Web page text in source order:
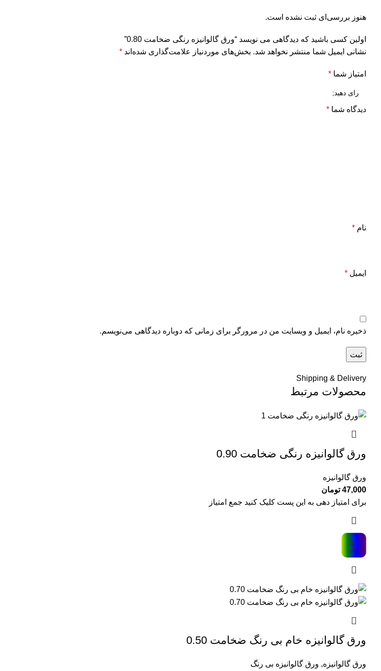
هنوز بررسی‌ای ثبت نشده است.
اولین کسی باشید که دیدگاهی می نویسد “ورق گالوانیزه رنگی ضخامت 0.80”
نشانی ایمیل شما منتشر نخواهد شد. بخش‌های موردنیاز علامت‌گذاری شده‌اند *
امتیاز شما *
دیدگاه شما *
نام *
ایمیل *
ذخیره نام، ایمیل و وبسایت من در مرورگر برای زمانی که دوباره دیدگاهی می‌نویسم.
Shipping & Delivery
محصولات مرتبط
ورق گالوانیزه رنگی ضخامت 0.90
ورق گالوانیزه
47,000 تومان
برای امتیاز دهی به این پست کلیک کنید جمع امتیاز
ورق گالوانیزه خام بی رنگ ضخامت 0.50
ورق گالوانیزه, ورق گالوانیزه بی رنگ